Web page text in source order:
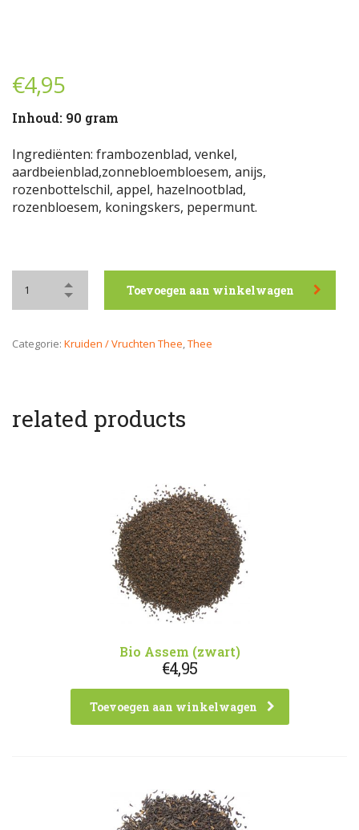
€4,95
Inhoud: 90 gram
Ingrediënten: frambozenblad, venkel,
aardbeienblad,zonnebloembloesem, anijs,
rozenbottelschil, appel, hazelnootblad,
rozenbloesem, koningskers, pepermunt.
Toevoegen aan winkelwagen
Categorie: Kruiden / Vruchten Thee,Thee
related products
Bio Assem (zwart)
€4,95
Toevoegen aan winkelwagen